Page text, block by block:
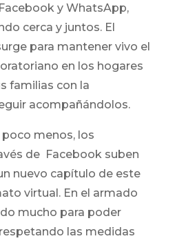
y WhatsApp,
cerca y juntos. El
para mantener vivo el
en los hogares
familias con la
acompañándolos.
poco menos, los
de Facebook suben
nuevo capítulo de este
virtual. En el armado
mucho para poder
las medidas